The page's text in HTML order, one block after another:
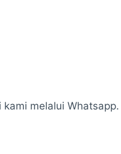
melalui Whatsapp.